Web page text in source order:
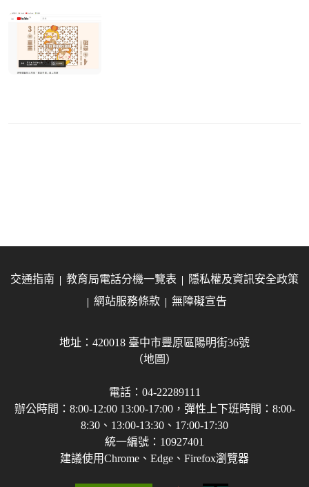
交通指南 教育局電話分機一覽表
隱私權及資訊安全政策
網站服務條款
無障礙宣告
地址：420018 臺中市豐原區陽明街36號
（地圖）
電話：04-22289111
辦公時間：8:00-12:00 13:00-17:00，彈性上下班時間：8:00-
8:30、13:00-13:30、17:00-17:30
統一編號：10927401
建議使用Chrome、Edge、Firefox瀏覽器